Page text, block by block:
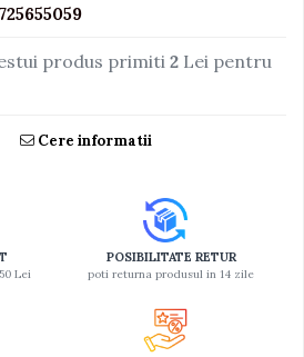
produs primiti 2 Lei pentru
Cere informatii
Lei
POSIBILITATE RETUR
poti returna produsul in 14 zile